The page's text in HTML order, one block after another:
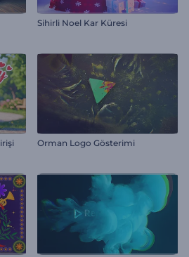
Sihirli Noel Kar Küresi
Orman Logo Gösterimi